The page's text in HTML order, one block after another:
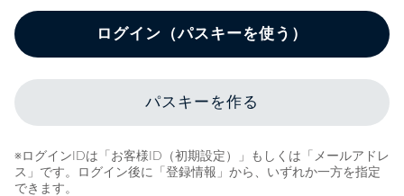
ログイン（パスキーを使う）
パスキーを作る
※ログインIDは「お客様ID（初期設定）」もしくは「メールアドレ
ス」です。ログイン後に「登録情報」から、いずれか一方を指定
できます。